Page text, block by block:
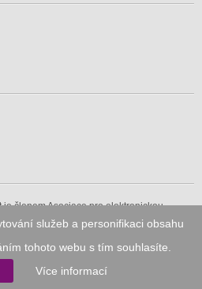
služeb a personifikaci obsahu
tohoto webu s tím souhlasíte.
Více informací
je členem Asociace pro elektronickou